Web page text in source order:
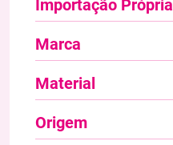
Importação Própria
Marca
Material
Origem